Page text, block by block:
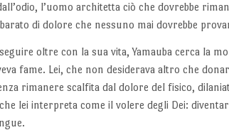
l’uomo architetta ciò che dovrebbe
di dolore che nessuno mai dovrebbe
oltre con la sua vita, Yamauba cerca la
fame. Lei, che non desiderava altro che
rimanere scalfita dal dolore del fisico,
lei interpreta come il volere degli Dei: